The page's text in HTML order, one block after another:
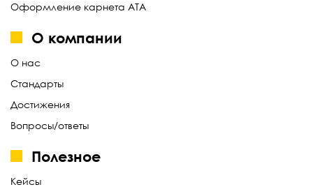
Оформление карнета АТА
О компании
О нас
Стандарты
Достижения
Вопросы/ответы
Полезное
Кейсы